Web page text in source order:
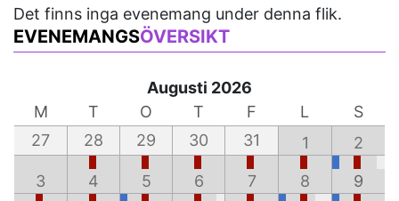
Det finns inga evenemang under denna flik.
EVENEMANGSÖVERSIKT
Augusti 2026
M
T O T F L
S
27
28 29 30 31 1 2
3 4 5 6 7 8 9